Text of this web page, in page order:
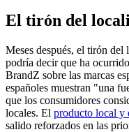
El tirón del
Meses después, el tirón del
podría decir que ha
BrandZ sobre las marcas
españoles muestran "una
que los consumidores
locales. El producto local y
salido reforzados en las